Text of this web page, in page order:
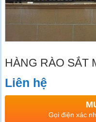
HÀNG RÀO SẮT
Liên hệ
Gọi điện xác